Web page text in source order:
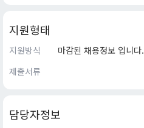
지원형태
지원방식
마감된 채용정보 입니다.
제출서류
담당자정보